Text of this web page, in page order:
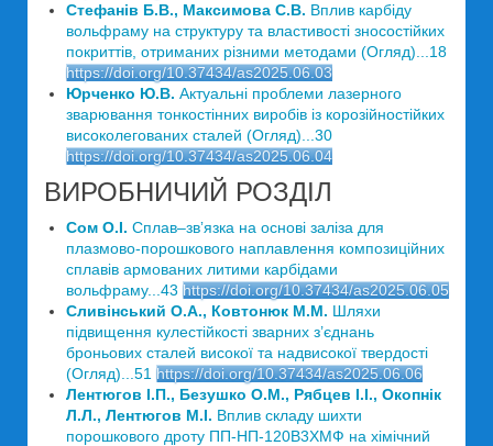
Стефанів Б.В., Максимова С.В. Вплив карбіду
вольфраму на структуру та властивості зносостійких
покриттів, отриманих різними методами (Огляд)...18
https://doi.org/10.37434/as2025.06.03
Юрченко Ю.В. Актуальні проблеми лазерного
зварювання тонкостінних виробів із корозійностійких
високолегованих сталей (Огляд)...30
https://doi.org/10.37434/as2025.06.04
ВИРОБНИЧИЙ РОЗДІЛ
Сом О.І. Сплав–звʼязка на основі заліза для
плазмово-порошкового наплавлення композиційних
сплавів армованих литими карбідами
вольфраму...43 https://doi.org/10.37434/as2025.06.05
Сливінський О.А., Ковтонюк М.М. Шляхи
підвищення кулестійкості зварних з’єднань
броньових сталей високої та надвисокої твердості
(Огляд)...51 https://doi.org/10.37434/as2025.06.06
Лентюгов І.П., Безушко О.М., Рябцев І.І., Окопнік
Л.Л., Лентюгов М.І. Вплив складу шихти
порошкового дроту ПП-НП-120В3ХМФ на хімічний